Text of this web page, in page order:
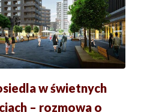
w świetnych
– rozmowa o